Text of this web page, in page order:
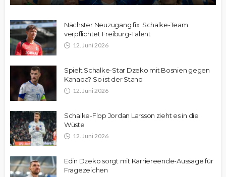
Nächster Neuzugang fix: Schalke-Team
verpflichtet Freiburg-Talent
12. Juni 2026
Spielt Schalke-Star Dzeko mit Bosnien gegen
Kanada? So ist der Stand
12. Juni 2026
Schalke-Flop Jordan Larsson zieht es in die
Wüste
12. Juni 2026
Edin Dzeko sorgt mit Karriereende-Aussage für
Fragezeichen